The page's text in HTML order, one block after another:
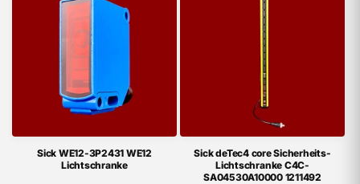
Sick WE12-3P2431 WE12
Lichtschranke
Sick deTec4 core Sicherheits-
Lichtschranke C4C-
SA04530A10000 1211492